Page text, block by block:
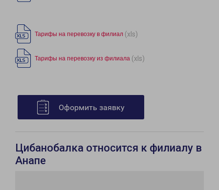
Тарифы на перевозку в филиал (xls)
Тарифы на перевозку из филиала (xls)
Оформить заявку
Цибанобалка относится к филиалу в
Анапе